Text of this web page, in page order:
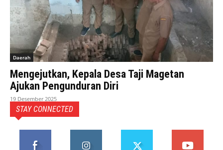
Daerah
Mengejutkan, Kepala Desa Taji Magetan
Ajukan Pengunduran Diri
19 Desember 2025
STAY CONNECTED